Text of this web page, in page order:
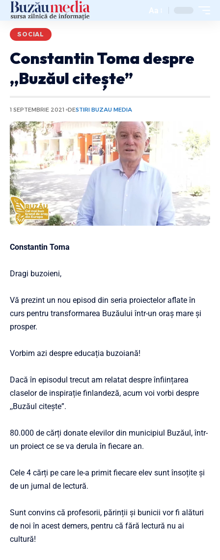
Aa
SOCIAL
Constantin Toma despre
,,Buzăul citește”
1 SEPTEMBRIE 2021 DESTIRI BUZAU MEDIA
Constantin Toma
Dragi buzoieni,
Vă prezint un nou episod din seria proiectelor aflate în
curs pentru transformarea Buzăului într-un oraș mare și
prosper.
Vorbim azi despre educația buzoiană!
Dacă în episodul trecut am relatat despre înființarea
claselor de inspirație finlandeză, acum voi vorbi despre
,,Buzăul citește”.
80.000 de cărți donate elevilor din municipiul Buzăul, într-
un proiect ce se va derula în fiecare an.
Cele 4 cărți pe care le-a primit fiecare elev sunt însoțite și
de un jurnal de lectură.
Sunt convins că profesorii, părinții și bunicii vor fi alături
de noi în acest demers, pentru că fără lectură nu ai
cultură!